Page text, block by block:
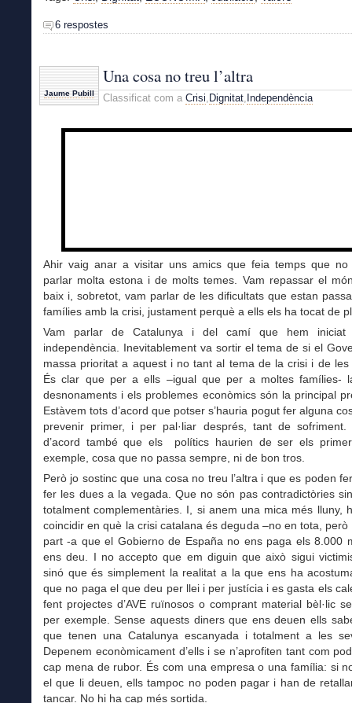
6 respostes
Jaume Pubill
Una cosa no treu l’altra
Classificat com a Crisi, Dignitat, Independència
Ahir vaig anar a visitar uns amics que feia temps que no
parlar molta estona i de molts temes. Vam repassar el
baix i, sobretot, vam parlar de les dificultats que estan
famílies amb la crisi, justament perquè a ells els ha tocat de
Vam parlar de Catalunya i del camí que hem
independència. Inevitablement va sortir el tema de si el
massa prioritat a aquest i no tant al tema de la crisi i de les
És clar que per a ells –igual que per a moltes famílies-
desnonaments i els problemes econòmics són la principal
Estàvem tots d’acord que potser s’hauria pogut fer alguna
prevenir primer, i per pal·liar després, tant de sofriment.
d’acord també que els polítics haurien de ser els
exemple, cosa que no passa sempre, ni de bon tros.
Però jo sostinc que una cosa no treu l’altra i que es poden
fer les dues a la vegada. Que no són pas contradictòries
totalment complementàries. I, si anem una mica més lluny,
coincidir en què la crisi catalana és deguda –no en tota,
part -a que el Gobierno de España no ens paga els 8.000
ens deu. I no accepto que em diguin que això sigui
sinó que és simplement la realitat a la que ens ha
que no paga el que deu per llei i per justícia i es gasta els
fent projectes d’AVE ruïnosos o comprant material bèl·lic
per exemple. Sense aquests diners que ens deuen ells
que tenen una Catalunya escanyada i totalment a les
Depenem econòmicament d’ells i se n’aprofiten tant com
cap mena de rubor. És com una empresa o una família: si
el que li deuen, ells tampoc no poden pagar i han de
tancar. No hi ha cap més sortida.